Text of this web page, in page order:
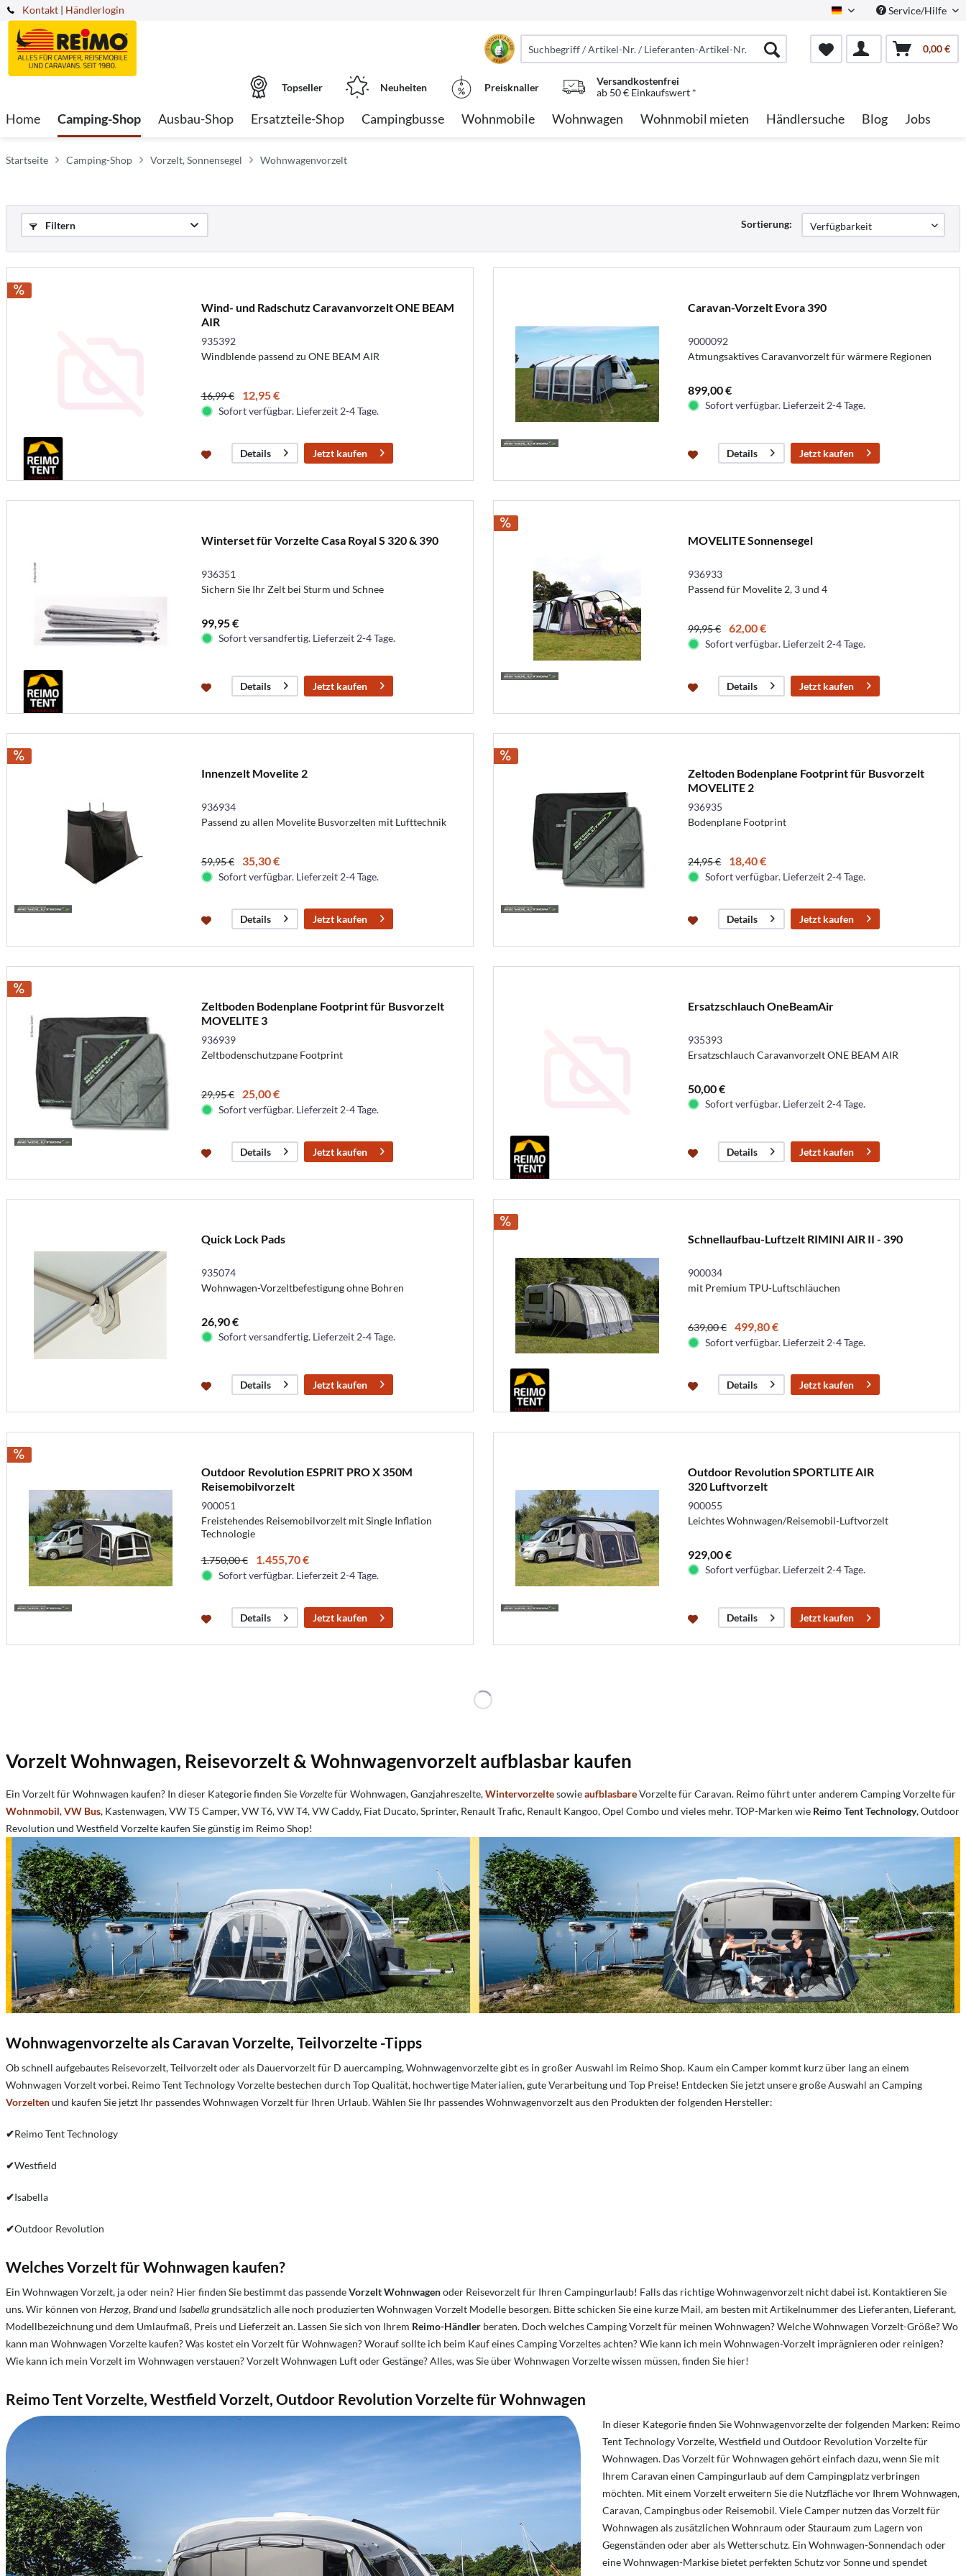
Kontakt German Service/Hilfe
| Händlerlogin
0,00 €
Topseller Neuheiten Preisknaller
Versandkostenfrei
ab 50 € Einkaufswert *
Home Camping-Shop Ausbau-Shop Ersatzteile-Shop Campingbusse Wohnmobile Wohnwagen Wohnmobil mieten Händlersuche Blog Jobs
Startseite Camping-Shop Vorzelt, Sonnensegel Wohnwagenvorzelt
Filtern Sortierung:
Wind- und Radschutz Caravanvorzelt ONE BEAM
AIR
935392
Windblende passend zu ONE BEAM AIR
16,99 € 12,95 €
Sofort verfügbar. Lieferzeit 2-4 Tage.
Details Jetzt kaufen
Caravan-Vorzelt Evora 390
9000092
Atmungsaktives Caravanvorzelt für wärmere Regionen
899,00 €
Sofort verfügbar. Lieferzeit 2-4 Tage.
Details Jetzt kaufen
Winterset für Vorzelte Casa Royal S 320 & 390
936351
Sichern Sie Ihr Zelt bei Sturm und Schnee
99,95 €
Sofort versandfertig. Lieferzeit 2-4 Tage.
Details Jetzt kaufen
MOVELITE Sonnensegel
936933
Passend für Movelite 2, 3 und 4
99,95 € 62,00 €
Sofort verfügbar. Lieferzeit 2-4 Tage.
Details Jetzt kaufen
Innenzelt Movelite 2
936934
Passend zu allen Movelite Busvorzelten mit Lufttechnik
59,95 € 35,30 €
Sofort verfügbar. Lieferzeit 2-4 Tage.
Details Jetzt kaufen
Zeltoden Bodenplane Footprint für Busvorzelt
MOVELITE 2
936935
Bodenplane Footprint
24,95 € 18,40 €
Sofort verfügbar. Lieferzeit 2-4 Tage.
Details Jetzt kaufen
Zeltboden Bodenplane Footprint für Busvorzelt
MOVELITE 3
936939
Zeltbodenschutzpane Footprint
29,95 € 25,00 €
Sofort verfügbar. Lieferzeit 2-4 Tage.
Details Jetzt kaufen
Ersatzschlauch OneBeamAir
935393
Ersatzschlauch Caravanvorzelt ONE BEAM AIR
50,00 €
Sofort verfügbar. Lieferzeit 2-4 Tage.
Details Jetzt kaufen
Quick Lock Pads
935074
Wohnwagen-Vorzeltbefestigung ohne Bohren
26,90 €
Sofort versandfertig. Lieferzeit 2-4 Tage.
Details Jetzt kaufen
Schnellaufbau-Luftzelt RIMINI AIR II - 390
900034
mit Premium TPU-Luftschläuchen
639,00 € 499,80 €
Sofort verfügbar. Lieferzeit 2-4 Tage.
Details Jetzt kaufen
Outdoor Revolution ESPRIT PRO X 350M
Reisemobilvorzelt
900051
Freistehendes Reisemobilvorzelt mit Single Inflation
Technologie
1.750,00 € 1.455,70 €
Sofort verfügbar. Lieferzeit 2-4 Tage.
Details Jetzt kaufen
Outdoor Revolution SPORTLITE AIR
320 Luftvorzelt
900055
Leichtes Wohnwagen/Reisemobil-Luftvorzelt
929,00 €
Sofort verfügbar. Lieferzeit 2-4 Tage.
Details Jetzt kaufen
Vorzelt Wohnwagen, Reisevorzelt & Wohnwagenvorzelt aufblasbar kaufen
Ein Vorzelt für Wohnwagen kaufen? In dieser Kategorie finden Sie Vorzeltefür Wohnwagen, Ganzjahreszelte,WintervorzeltesowieaufblasbareVorzelte für Caravan. Reimo führt unter anderem Camping Vorzelte für
Wohnmobil,VW Bus, Kastenwagen, VW T5 Camper, VW T6, VW T4, VW Caddy, Fiat Ducato, Sprinter, Renault Trafic, Renault Kangoo, Opel Combo und vieles mehr. TOP-Marken wie Reimo Tent Technology, Outdoor
Revolution und Westfield Vorzelte kaufen Sie günstig im Reimo Shop!
Wohnwagenvorzelte als Caravan Vorzelte, Teilvorzelte -Tipps
Ob schnell aufgebautes Reisevorzelt, Teilvorzelt oder als Dauervorzelt für D auercamping, Wohnwagenvorzelte gibt es in großer Auswahl im Reimo Shop. Kaum ein Camper kommt kurz über lang an einem
Wohnwagen Vorzelt vorbei. Reimo Tent Technology Vorzelte bestechen durch Top Qualität, hochwertige Materialien, gute Verarbeitung und Top Preise! Entdecken Sie jetzt unsere große Auswahl an Camping
Vorzeltenund kaufen Sie jetzt Ihr passendes Wohnwagen Vorzelt für Ihren Urlaub. Wählen Sie Ihr passendes Wohnwagenvorzelt aus den Produkten der folgenden Hersteller:
✔Reimo Tent Technology
✔Westfield
✔Isabella
✔Outdoor Revolution
Welches Vorzelt für Wohnwagen kaufen?
Ein Wohnwagen Vorzelt, ja oder nein? Hier finden Sie bestimmt das passendeVorzelt Wohnwagenoder Reisevorzelt für Ihren Campingurlaub! Falls das richtige Wohnwagenvorzelt nicht dabei ist. Kontaktieren Sie
uns. Wir können von Herzog,Brandund Isabellagrundsätzlich alle noch produzierten Wohnwagen Vorzelt Modelle besorgen. Bitte schicken Sie eine kurze Mail, am besten mit Artikelnummer des Lieferanten, Lieferant,
Modellbezeichnung und dem Umlaufmaß, Preis und Lieferzeit an. Lassen Sie sich von Ihrem Reimo-Händler beraten. Doch welches Camping Vorzelt für meinen Wohnwagen? Welche Wohnwagen Vorzelt-Größe? Wo
kann man Wohnwagen Vorzelte kaufen? Was kostet ein Vorzelt für Wohnwagen? Worauf sollte ich beim Kauf eines Camping Vorzeltes achten? Wie kann ich mein Wohnwagen-Vorzelt imprägnieren oder reinigen?
Wie kann ich mein Vorzelt im Wohnwagen verstauen? Vorzelt Wohnwagen Luft oder Gestänge? Alles, was Sie über Wohnwagen Vorzelte wissen müssen, finden Sie hier!
Reimo Tent Vorzelte, Westfield Vorzelt, Outdoor Revolution Vorzelte für Wohnwagen
In dieser Kategorie finden Sie Wohnwagenvorzelte der folgenden Marken: Reimo
Tent Technology Vorzelte, Westfield und Outdoor Revolution Vorzelte für
Wohnwagen. Das Vorzelt für Wohnwagen gehört einfach dazu, wenn Sie mit
Ihrem Caravan einen Campingurlaub auf dem Campingplatz verbringen
möchten. Mit einem Vorzelt erweitern Sie die Nutzfläche vor Ihrem Wohnwagen,
Caravan, Campingbus oder Reisemobil. Viele Camper nutzen das Vorzelt für
Wohnwagen als zusätzlichen Wohnraum oder Stauraum zum Lagern von
Gegenständen oder aber als Wetterschutz. Ein Wohnwagen-Sonnendach oder
eine Wohnwagen-Markise bietet perfekten Schutz vor Sonne und spendet